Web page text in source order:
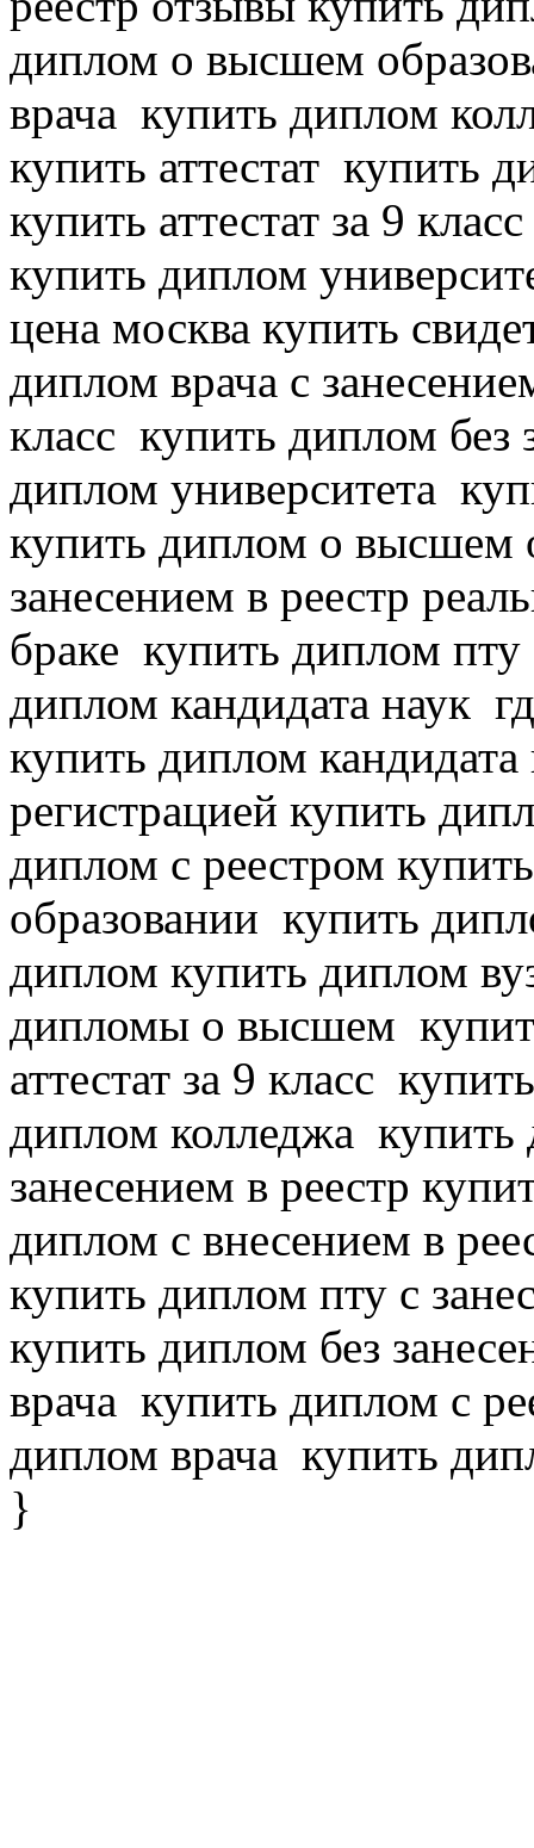
диплом о высшем
врача купить диплом
купить аттестат купить
купить аттестат за 9 класс
купить диплом
цена москва купить
диплом врача с
класс купить диплом без
диплом университета
купить диплом о высшем
занесением в реестр
браке купить диплом пту
диплом кандидата наук
купить диплом
регистрацией купить
диплом с реестром
образовании купить
диплом купить диплом
дипломы о высшем
аттестат за 9 класс
диплом колледжа купить
занесением в реестр
диплом с внесением в
купить диплом пту с
купить диплом без
врача купить диплом с
диплом врача купить
}